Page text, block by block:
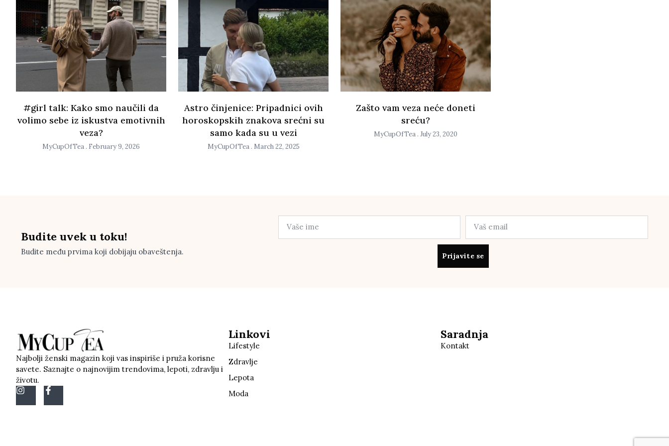
#girl talk: Kako smo naučili da
volimo sebe iz iskustva emotivnih
veza?
MyCupOfTea February 9, 2026
Astro činjenice: Pripadnici ovih
horoskopskih znakova srećni su
samo kada su u vezi
MyCupOfTea March 22, 2025
Zašto vam veza neće doneti
sreću?
MyCupOfTea July 23, 2020
Budite uvek u toku!
Budite među prvima koji dobijaju obaveštenja. Prijavite se
Najbolji ženski magazin koji vas inspiriše i pruža korisne
savete. Saznajte o najnovijim trendovima, lepoti, zdravlju i
životu.
Linkovi
Lifestyle
Zdravlje
Lepota
Moda
Saradnja
Kontakt